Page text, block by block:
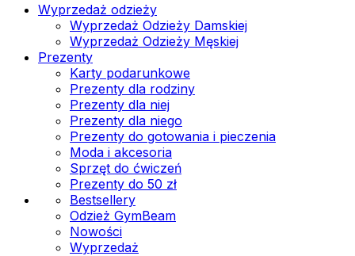
Wyprzedaż odzieży
Wyprzedaż Odzieży Damskiej
Wyprzedaż Odzieży Męskiej
Prezenty
Karty podarunkowe
Prezenty dla rodziny
Prezenty dla niej
Prezenty dla niego
Prezenty do gotowania i pieczenia
Moda i akcesoria
Sprzęt do ćwiczeń
Prezenty do 50 zł
Bestsellery
Odzież GymBeam
Nowości
Wyprzedaż